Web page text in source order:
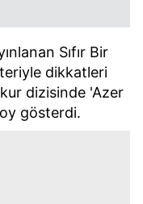
Sıfır Bir
dikkatleri
dizisinde 'Azer
gösterdi.